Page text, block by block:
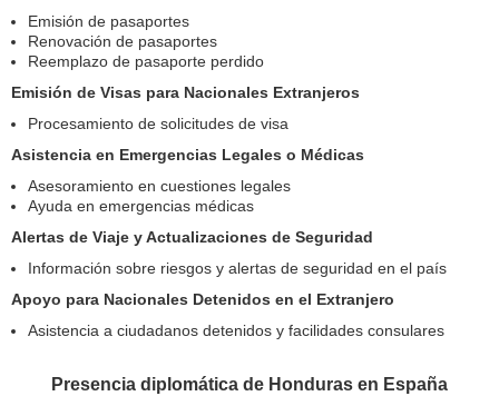
Emisión de pasaportes
Renovación de pasaportes
Reemplazo de pasaporte perdido
Emisión de Visas para Nacionales Extranjeros
Procesamiento de solicitudes de visa
Asistencia en Emergencias Legales o Médicas
Asesoramiento en cuestiones legales
Ayuda en emergencias médicas
Alertas de Viaje y Actualizaciones de Seguridad
Información sobre riesgos y alertas de seguridad en el país
Apoyo para Nacionales Detenidos en el Extranjero
Asistencia a ciudadanos detenidos y facilidades consulares
Presencia diplomática de Honduras en España